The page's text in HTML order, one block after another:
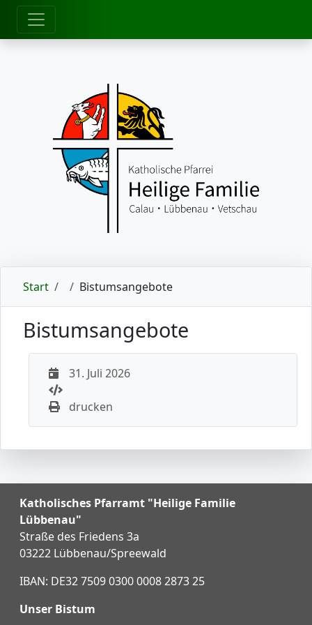
zum Inhalt
Start Bistumsangebote
Bistumsangebote
31. Juli 2026
drucken
Katholisches Pfarramt "Heilige Familie
Lübbenau"
Straße des Friedens 3a
03222 Lübbenau/Spreewald
IBAN: DE32 7509 0300 0008 2873 25
Unser Bistum